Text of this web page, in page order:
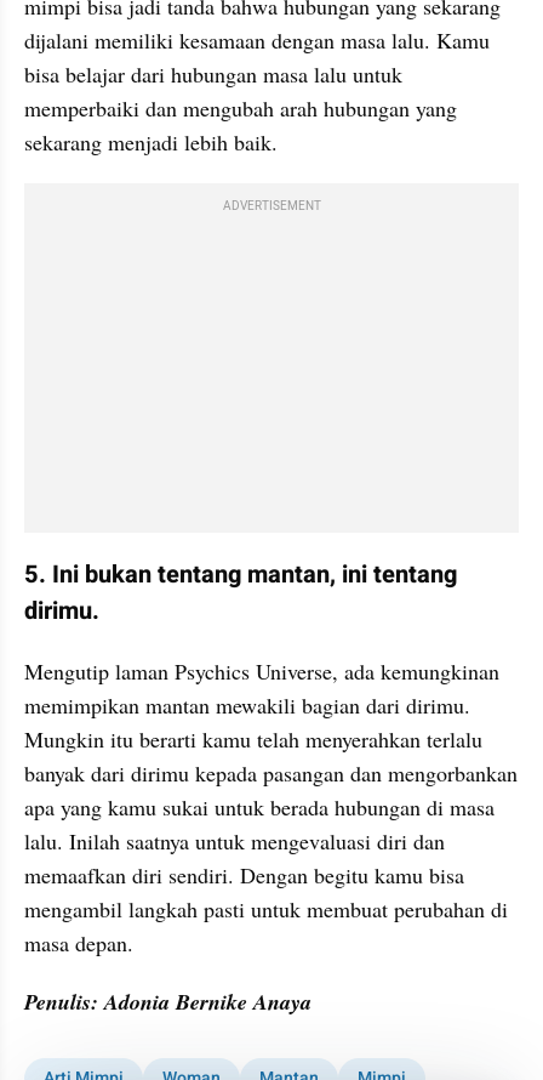
dijalani memiliki kesamaan dengan masa lalu. Kamu
bisa belajar dari hubungan masa lalu untuk
memperbaiki dan mengubah arah hubungan yang
sekarang menjadi lebih baik.
ADVERTISEMENT
5. Ini bukan tentang mantan, ini tentang
dirimu.
Mengutip laman Psychics Universe, ada kemungkinan
memimpikan mantan mewakili bagian dari dirimu.
Mungkin itu berarti kamu telah menyerahkan terlalu
banyak dari dirimu kepada pasangan dan mengorbankan
apa yang kamu sukai untuk berada hubungan di masa
lalu. Inilah saatnya untuk mengevaluasi diri dan
memaafkan diri sendiri. Dengan begitu kamu bisa
mengambil langkah pasti untuk membuat perubahan di
masa depan.
Penulis: Adonia Bernike Anaya